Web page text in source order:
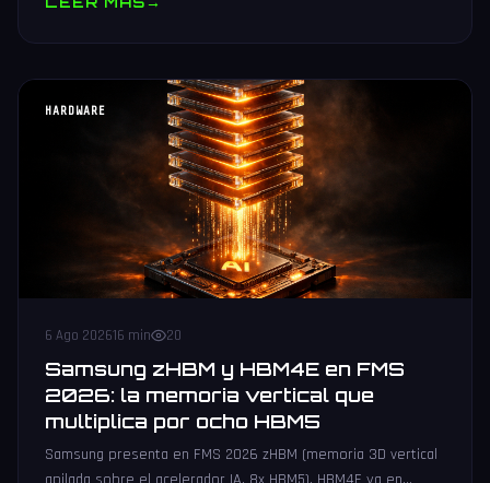
HARDWARE
6 Ago 202616 min 20
Samsung zHBM y HBM4E en FMS
2026: la memoria vertical que
multiplica por ocho HBM5
Samsung presenta en FMS 2026 zHBM (memoria 3D vertical